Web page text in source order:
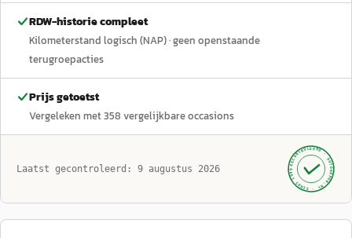
RDW-historie compleet
Kilometerstand logisch (NAP)· geen openstaande
terugroepacties
Prijs getoetst
Vergeleken met358 vergelijkbare occasions
Laatst gecontroleerd: 9 augustus 2026 GECONTROLEERD ·
AUTOKOPEN.NL
· SINDS 1999 ·